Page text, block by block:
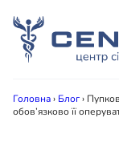
Головна› Блог›
обов’язково її